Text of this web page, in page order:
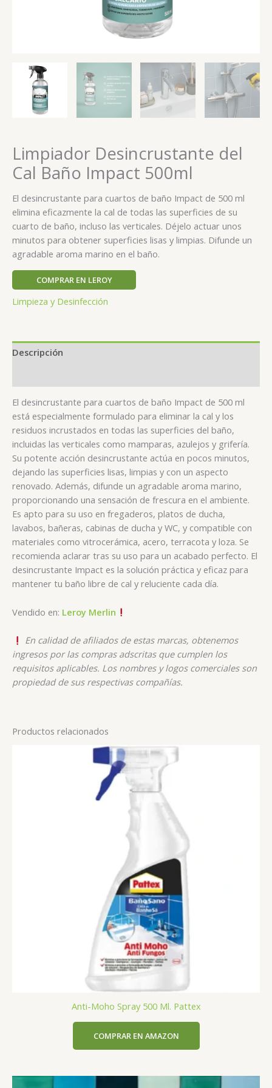
Limpiador Desincrustante del
Cal Baño Impact 500ml
El desincrustante para cuartos de baño Impact de 500 ml
elimina eficazmente la cal de todas las superficies de su
cuarto de baño, incluso las verticales. Déjelo actuar unos
minutos para obtener superficies lisas y limpias. Difunde un
agradable aroma marino en el baño.
COMPRAR EN LEROY
Limpieza y Desinfección
Descripción
El desincrustante para cuartos de baño Impact de 500 ml
está especialmente formulado para eliminar la cal y los
residuos incrustados en todas las superficies del baño,
incluidas las verticales como mamparas, azulejos y grifería.
Su potente acción desincrustante actúa en pocos minutos,
dejando las superficies lisas, limpias y con un aspecto
renovado. Además, difunde un agradable aroma marino,
proporcionando una sensación de frescura en el ambiente.
Es apto para su uso en fregaderos, platos de ducha,
lavabos, bañeras, cabinas de ducha y WC, y compatible con
materiales como vitrocerámica, acero, terracota y loza. Se
recomienda aclarar tras su uso para un acabado perfecto. El
desincrustante Impact es la solución práctica y eficaz para
mantener tu baño libre de cal y reluciente cada día.
Vendido en: Leroy Merlin
En calidad de afiliados de estas marcas, obtenemos
ingresos por las compras adscritas que cumplen los
requisitos aplicables. Los nombres y logos comerciales son
propiedad de sus respectivas compañías.
Productos relacionados
Anti-Moho Spray 500 Ml. Pattex
COMPRAR EN AMAZON